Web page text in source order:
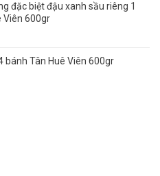
đặc biệt đậu xanh sầu riêng 1
Viên 600gr
bánh Tân Huê Viên 600gr